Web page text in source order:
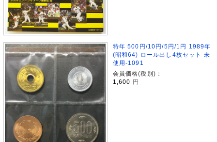
特年 500円/10円/5円/1円 1989年
(昭和64) ロール出し4枚セット 未
使用-1091
会員価格(税別)：
1,600 円